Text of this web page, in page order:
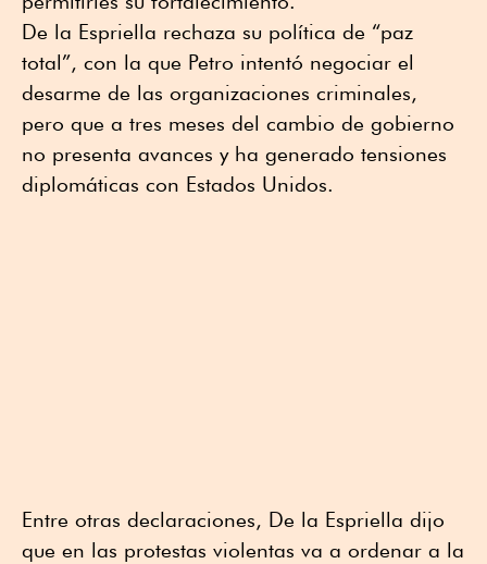
De la Espriella rechaza su política de “paz
total”, con la que Petro intentó negociar el
desarme de las organizaciones criminales,
pero que a tres meses del cambio de gobierno
no presenta avances y ha generado tensiones
diplomáticas con Estados Unidos.
Entre otras declaraciones, De la Espriella dijo
que en las protestas violentas va a ordenar a la